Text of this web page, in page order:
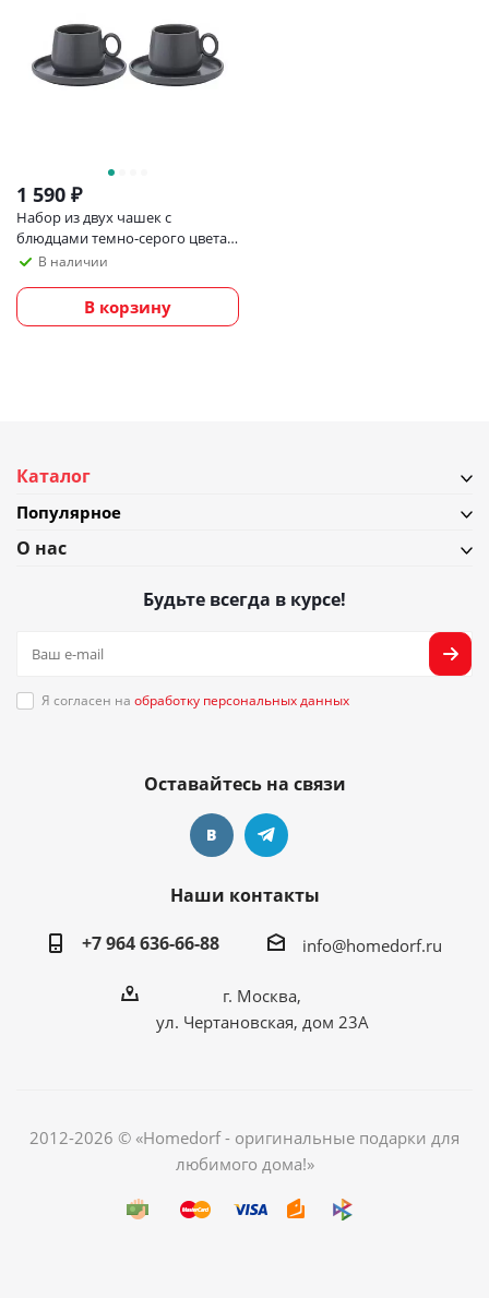
1 590 ₽
Набор из двух чашек с
блюдцами темно-серого цвета
из коллекции essential, 120 мл
В наличии
В корзину
Каталог
Популярное
О нас
Будьте всегда в курсе!
Я согласен на обработку персональных данных
Оставайтесь на связи
Наши контакты
+7 964 636-66-88
info@homedorf.ru
г. Москва,
ул. Чертановская, дом 23А
2012-2026 © «Homedorf - оригинальные подарки для
любимого дома!»